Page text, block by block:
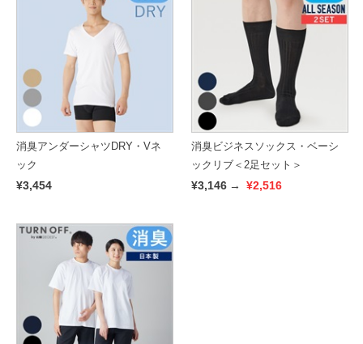
消臭アンダーシャツDRY・Vネ
ック
¥3,454
消臭ビジネスソックス・ベーシ
ックリブ＜2足セット＞
¥3,146 → ¥2,516